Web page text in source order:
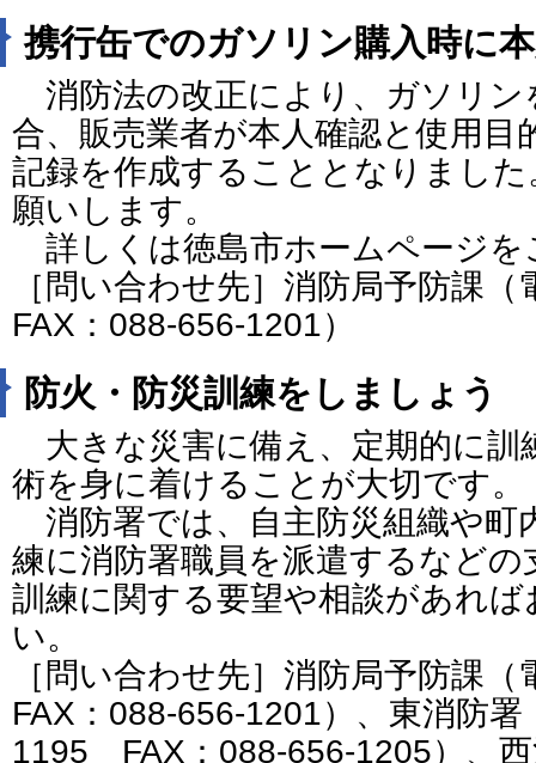
携行缶でのガソリン購入時に
消防法の改正により、ガソリン
合、販売業者が本人確認と使用目
記録を作成することとなりまし
願いします。
詳しくは徳島市ホームページを
［問い合わせ先］消防局予防課
FAX：088-656-1201）
防火・防災訓練をしましょう
大きな災害に備え、定期的に訓
術を身に着けることが大切です。
消防署では、自主防災組織や町
練に消防署職員を派遣するなど
訓練に関する要望や相談があれ
い。
［問い合わせ先］消防局予防課
FAX：088-656-1201）、東消防
1195 FAX：088-656-1205）、